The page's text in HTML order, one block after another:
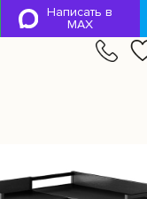
Написать в
Telegram
Написать в
MAX